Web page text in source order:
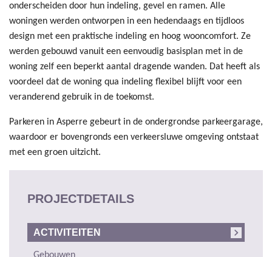
onderscheiden door hun indeling, gevel en ramen. Alle
woningen werden ontworpen in een hedendaags en tijdloos
design met een praktische indeling en hoog wooncomfort. Ze
werden gebouwd vanuit een eenvoudig basisplan met in de
woning zelf een beperkt aantal dragende wanden. Dat heeft als
voordeel dat de woning qua indeling flexibel blijft voor een
veranderend gebruik in de toekomst.
Parkeren in Asperre gebeurt in de ondergrondse parkeergarage,
waardoor er bovengronds een verkeersluwe omgeving ontstaat
met een groen uitzicht.
PROJECTDETAILS
ACTIVITEITEN
Gebouwen